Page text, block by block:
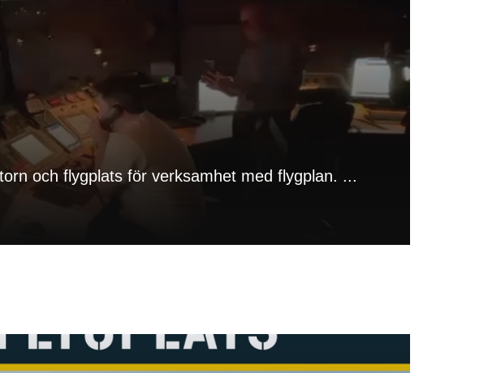
och flygplats för verksamhet med flygplan. ...